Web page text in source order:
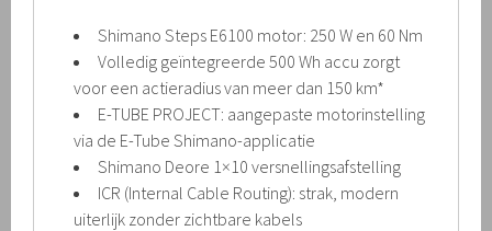
Shimano Steps E6100 motor: 250 W en 60 Nm
Volledig geïntegreerde 500 Wh accu zorgt
voor een actieradius van meer dan 150 km*
E-TUBE PROJECT: aangepaste motorinstelling
via de E-Tube Shimano-applicatie
Shimano Deore 1×10 versnellingsafstelling
ICR (Internal Cable Routing): strak, modern
uiterlijk zonder zichtbare kabels